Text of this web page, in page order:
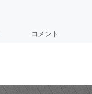
コメント